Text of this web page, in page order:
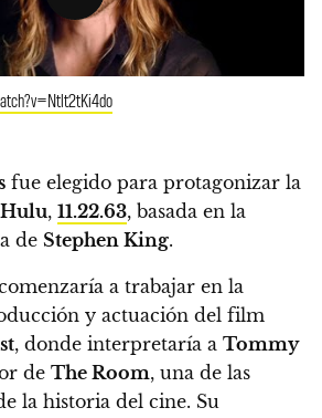
fue elegido para protagonizar la
Hulu, 11.22.63, basada en la
de Stephen King.
a trabajar en la
y actuación del film
, donde interpretaría a Tommy
de The Room, una de las
la historia del cine. Su